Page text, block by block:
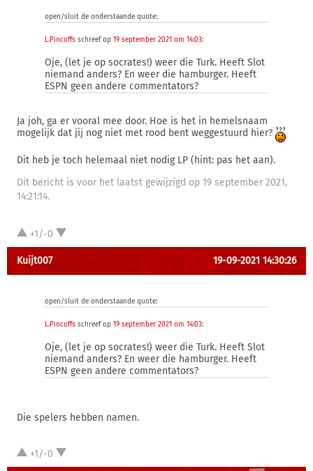
open/sluit de onderstaande quote:
L.Pincoffs schreef op 19 september 2021 om 14:03:
Oje, (let je op socrates!) weer die Turk. Heeft Slot
niemand anders? En weer die hamburger. Heeft
ESPN geen andere commentators?
Ja joh, ga er vooral mee door. Hoe is het in hemelsnaam
mogelijk dat jij nog niet met rood bent weggestuurd hier?
Dit heb je toch helemaal niet nodig LP (hint: pas het aan).
Dit bericht is voor het laatst gewijzigd op 19 september 2021,
14:21:14.
+1/-0
Kuijt007 19-09-2021 14:30:26
open/sluit de onderstaande quote:
L.Pincoffs schreef op 19 september 2021 om 14:03:
Oje, (let je op socrates!) weer die Turk. Heeft Slot
niemand anders? En weer die hamburger. Heeft
ESPN geen andere commentators?
Die spelers hebben namen.
+1/-0